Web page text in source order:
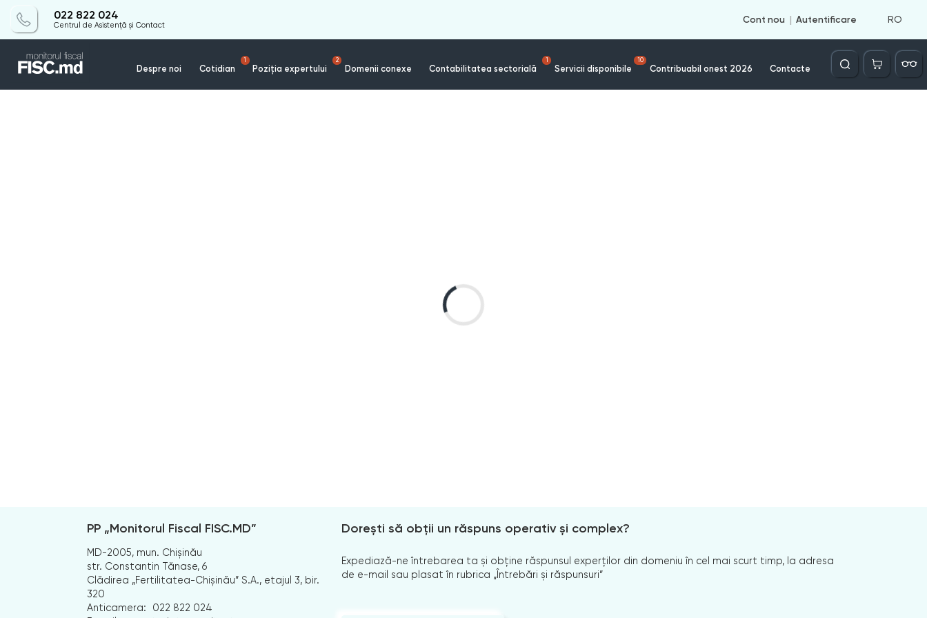
022 822 024
Centrul de Asistență și Contact
Cont nou Autentificare RO
Despre noi Cotidian
1
Poziția expertului
2
Domenii conexe Contabilitatea sectorială
1
Servicii disponibile
10
Contribuabil onest 2026 Contacte
Căutare
PP „Monitorul Fiscal FISC.MD”
MD-2005, mun. Chișinău
str. Constantin Tănase, 6
Clădirea „Fertilitatea-Chișinău” S.A., etajul 3, bir.
320
Anticamera:
022 822 024
Dorești să obții un răspuns operativ și complex?
Expediază-ne întrebarea ta și obține răspunsul experților din domeniu în cel mai scurt timp, la adresa
de e-mail sau plasat în rubrica „Întrebări și răspunsuri”